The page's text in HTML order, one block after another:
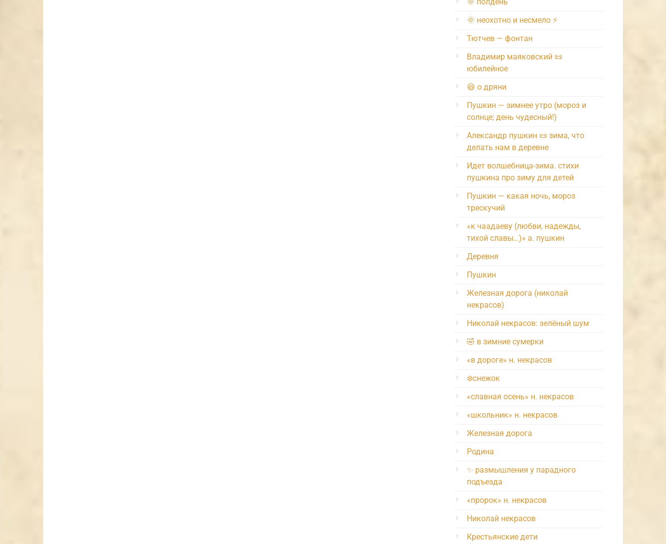
🌞 неохотно и несмело ⚡️
Тютчев — фонтан
Владимир маяковский 📜
юбилейное
😆 о дряни
Пушкин — зимнее утро (мороз и
солнце; день чудесный!)
Александр пушкин 📜 зима, что
делать нам в деревне
Идет волшебница-зима. стихи
пушкина про зиму для детей
Пушкин — какая ночь, мороз
трескучий
«к чаадаеву (любви, надежды,
тихой славы…)» а. пушкин
Деревня
Пушкин
Железная дорога (николай
некрасов)
Николай некрасов: зелёный шум
🤣 в зимние сумерки
«в дороге» н. некрасов
❄️снежок
«славная осень» н. некрасов
«школьник» н. некрасов
Железная дорога
Родина
✨ размышления у парадного
подъезда
«пророк» н. некрасов
Николай некрасов
Крестьянские дети